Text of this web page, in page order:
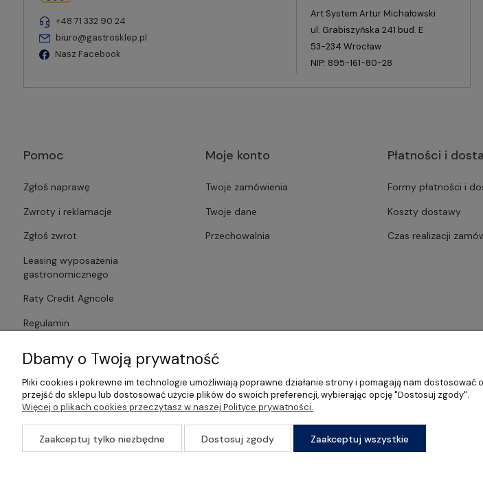
+48 71 332 90 24
biuro@gastrosklep.pl
Nasz Facebook
Art System Artur Michałowski
ul. Grabiszyńska 241 bud. E
53-234 Wrocław
NIP: 895-161-80-28
Pomoc
Zgłoś naprawę
Zwroty i reklamacje
Zgłoś zwrot
Leasing wyposażenia
gastronomicznego
Raty Credit Agricole
Regulamin
Moje konto
Twoje zamówienia
Twoje dane
Przechowalnia
Płatności i
Formy płatności i
Koszty dostawy
Czas realizacji
©2026 Wszelkie Prawa Zastrzeżone | Gastrosklep | Wyposażenie gastronomii, restauracji oraz barów
Sklep internetowy
Dbamy o Twoją prywatność
Pliki cookies i pokrewne im technologie umożliwiają poprawne działanie strony i pomagają nam
przejść do sklepu lub dostosować użycie plików do swoich preferencji, wybierając opcję "Dostosuj zgody".
Więcej o plikach cookies przeczytasz w naszej Polityce prywatności.
Zaakceptuj tylko niezbędne Dostosuj zgody Zaakceptuj wszystkie